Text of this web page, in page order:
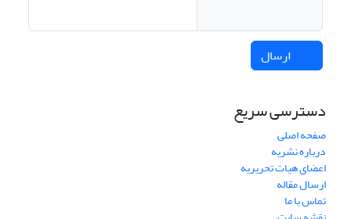
ارسال
دسترسی سریع
صفحه اصلی
درباره نشریه
اعضای هیات تحریریه
ارسال مقاله
تماس با ما